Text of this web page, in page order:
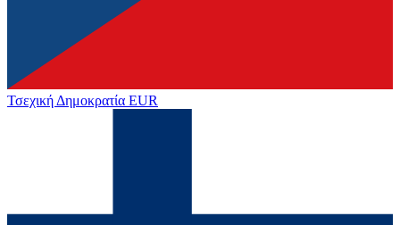
Τσεχική Δημοκρατία EUR